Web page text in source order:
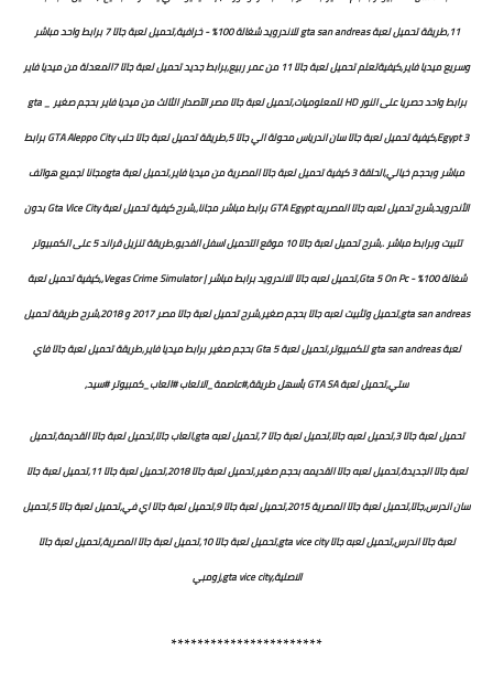
11,طريقة تحميل لعبة gta san andreas للاندرويد شغالة 100% - خرافية,تحميل لعبة جاتا 7 برابط واحد مباشر
وسريع ميديا فاير,كيفيةتعلم تحميل لعبة جاتا 11 من عمر ربيع,برابط جديد تحميل لعبة جاتا 7المعدلة من ميديا فاير
برابط واحد حصريا على النور HD للمعلوميات,تحميل لعبة جاتا مصر الآصدار الثالث من ميديا فاير بحجم صغير _ gta
Egypt 3,كيفية تحميل لعبة جاتا سان اندرياس محولة الي جاتا 5,طريقة تحميل لعبة جاتا حلب GTA Aleppo City برابط
مباشر وبحجم خيالي,الحلقة 3 كيفية تحميل لعبة جاتا المصرية من ميديا فاير,تحميل لعبة gtaمجانا لجميع هواتف
الأندرويد,شرح تحميل لعبه جاتا المصريه GTA Egypt برابط مباشر مجانا,,شرح كيفية تحميل لعبة Gta Vice City بدون
تتبيت وبرابط مباشر .,شرح تحميل لعبة جاتا 10 موقع التحميل اسفل الفديو,طريقة تنزيل قراند 5 على الكمبيوتر
شغالة 100% - Gta 5 On Pc,تحميل لعبه جاتا للاندرويد برابط مباشر | Vegas Crime Simulator,,كيفية تحميل لعبة
gta san andreas,تحميل وتثبيت لعبه جاتا بحجم صغير,شرح تحميل لعبة جاتا مصر 2017 و 2018,شرح طريقة تحميل
لعبة gta san andreas للكمبيوتر,تحميل لعبة Gta 5 بحجم صغير برابط ميديا فاير,طريقة تحميل لعبة جاتا فاي
ستي,تحميل لعبة GTA SA بأسهل طريقة,#عاصمة_الالعاب #العاب_كمبيوتر #سيد,
تحميل لعبة جاتا 3,تحميل لعبه جاتا,تحميل لعبة جاتا 7,تحميل لعبه gta,العاب جاتا,تحميل لعبة جاتا القديمة,تحميل
لعبة جاتا الجديدة,تحميل لعبه جاتا القديمه بحجم صغير,تحميل لعبة جاتا 2018,تحميل لعبة جاتا 11,تحميل لعبة جاتا
سان اندرس,جاتا,تحميل لعبة جاتا المصرية 2015,تحميل لعبة جاتا 9,تحميل لعبة جاتا اي في,تحميل لعبة جاتا 5,تحميل
لعبة جاتا اندرس,تحميل لعبه جاتا gta vice city,تحميل لعبة جاتا 10,تحميل لعبة جاتا المصرية,تحميل لعبة جاتا
الاصلية,gta vice city,زومبي
***********************